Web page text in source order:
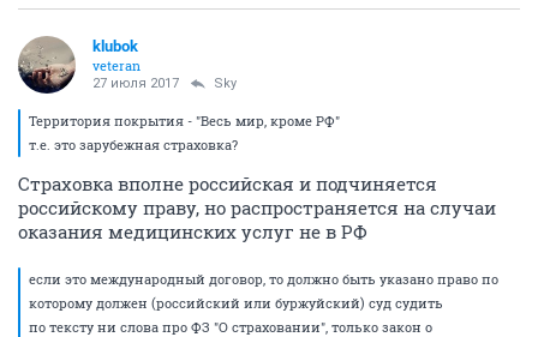
klubok
veteran
27 июля 2017 Sky
Территория покрытия - "Весь мир, кроме РФ"
т.е. это зарубежная страховка?
Страховка вполне российская и подчиняется
российскому праву, но распространяется на случаи
оказания медицинских услуг не в РФ
если это международный договор, то должно быть указано право по
которому должен (российский или буржуйский) суд судить
по тексту ни слова про ФЗ "О страховании", только закон о